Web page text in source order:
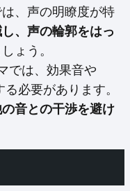
、声の明瞭度が特
、声の輪郭をはっ
ょう。
では、効果音や
必要があります。
音との干渉を避け